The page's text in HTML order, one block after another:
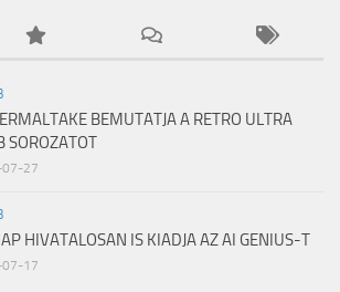
BEMUTATJA A RETRO ULTRA
SOROZATOT
27
HIVATALOSAN IS KIADJA AZ AI GENIUS-T
17